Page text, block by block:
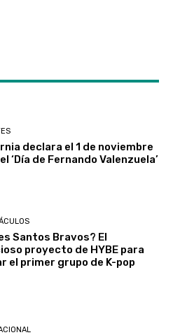
declara el 1 de noviembre
‘Día de Fernando Valenzuela’
Santos Bravos? El
proyecto de HYBE para
el primer grupo de K-pop